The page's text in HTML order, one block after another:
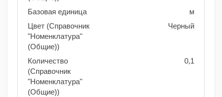
Базовая единица
м
Цвет (Справочник
"Номенклатура"
(Общие))
Черный
Количество
(Справочник
"Номенклатура"
(Общие))
0,1